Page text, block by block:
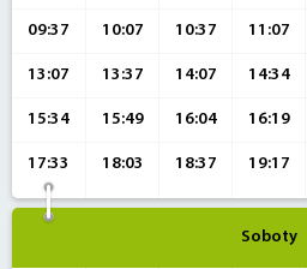
09:37 10:07 10:37 11:07
13:07 13:37 14:07 14:34
15:34 15:49 16:04 16:19
17:33 18:03 18:37 19:17
Soboty